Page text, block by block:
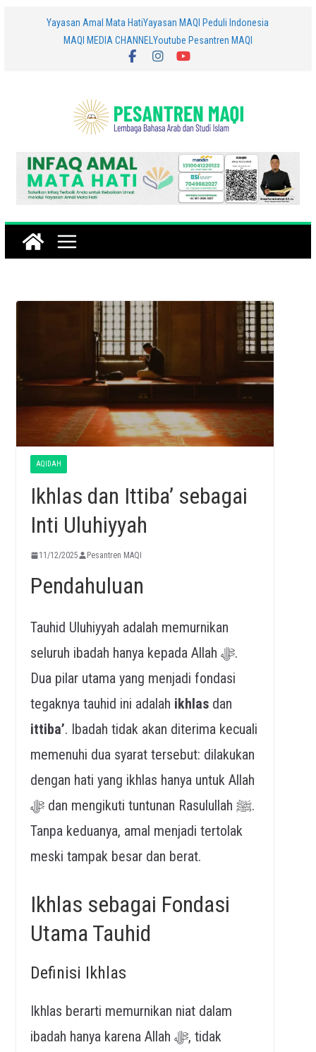
Yayasan Amal Mata HatiYayasan MAQI Peduli Indonesia
MAQI MEDIA CHANNEL Youtube Pesantren MAQI
AQIDAH
Ikhlas dan Ittiba’ sebagai
Inti Uluhiyyah
11/12/2025 Pesantren MAQI
Pendahuluan
Tauhid Uluhiyyah adalah memurnikan
seluruh ibadah hanya kepada Allah ﷻ.
Dua pilar utama yang menjadi fondasi
tegaknya tauhid ini adalah ikhlasdan
ittiba’. Ibadah tidak akan diterima kecuali
memenuhi dua syarat tersebut: dilakukan
dengan hati yang ikhlas hanya untuk Allah
ﷻ dan mengikuti tuntunan Rasulullah ﷺ.
Tanpa keduanya, amal menjadi tertolak
meski tampak besar dan berat.
Ikhlas sebagai Fondasi
Utama Tauhid
Definisi Ikhlas
Ikhlas berarti memurnikan niat dalam
ibadah hanya karena Allah ﷻ, tidak